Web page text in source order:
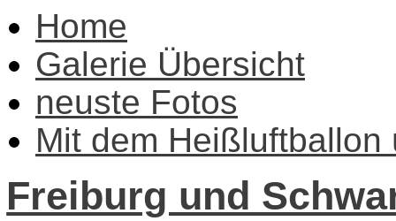
Home
Galerie Übersicht
neuste Fotos
Mit dem Heißluftballon
Freiburg und